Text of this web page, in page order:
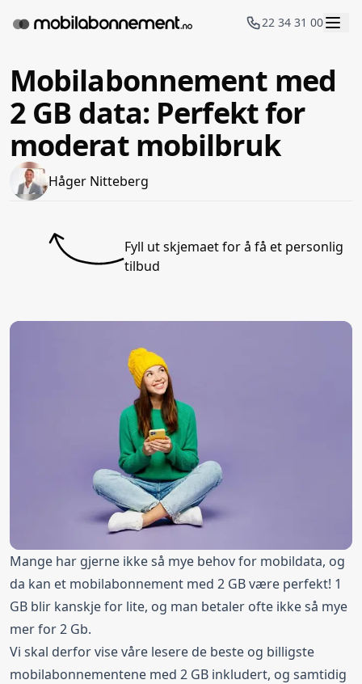
22 34 31 00
Mobilabonnement med
2 GB data: Perfekt for
moderat mobilbruk
Håger Nitteberg
Fyll ut skjemaet for å få et personlig
tilbud
Mange har gjerne ikke så mye behov for mobildata, og
da kan et mobilabonnement med 2 GB være perfekt! 1
GB blir kanskje for lite, og man betaler ofte ikke så mye
mer for 2 Gb.
Vi skal derfor vise våre lesere de beste og billigste
mobilabonnementene med 2 GB inkludert, og samtidig